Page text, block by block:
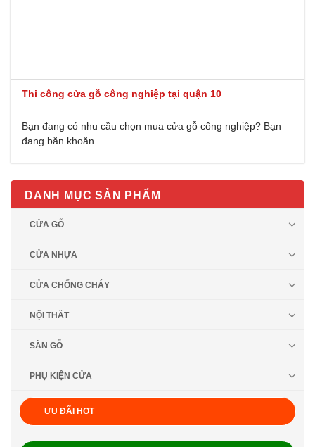
Thi công cửa gỗ công nghiệp tại quận 10
Bạn đang có nhu cầu chọn mua cửa gỗ công nghiệp? Bạn
đang băn khoăn
DANH MỤC SẢN PHẨM
CỬA GỖ
CỬA NHỰA
CỬA CHỐNG CHÁY
NỘI THẤT
SÀN GỖ
PHỤ KIỆN CỬA
ƯU ĐÃI HOT